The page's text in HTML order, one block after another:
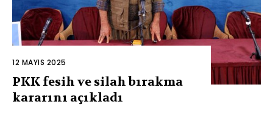
12 MAYIS 2025
PKK fesih ve silah bırakma
kararını açıkladı